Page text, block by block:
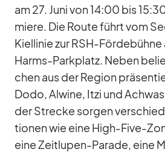
am 27. Juni von 14:00 bis
miere. Die Route führt vom
Kiel­li­nie zur RSH-
Harms-Park­platz. Ne­ben
chen aus der Re­gion
Dodo, Al­wine, Itzi und
der Stre­cke sor­gen
tio­nen wie eine High-Five-
eine Zeit­lu­pen-Pa­rade, eine